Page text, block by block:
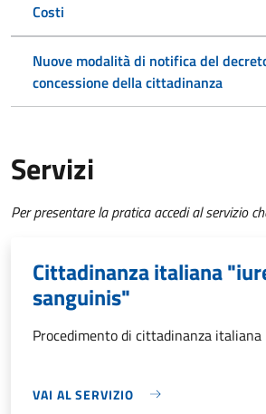
Costi
Nuove modalità di notifica del
concessione della cittadinanza
Servizi
Per presentare la pratica accedi al servizio
Cittadinanza italiana
sanguinis"
Procedimento di cittadinanza
VAI AL SERVIZIO